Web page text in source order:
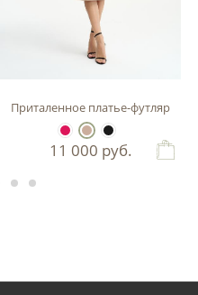
Приталенное платье-футляр
11 000 руб.